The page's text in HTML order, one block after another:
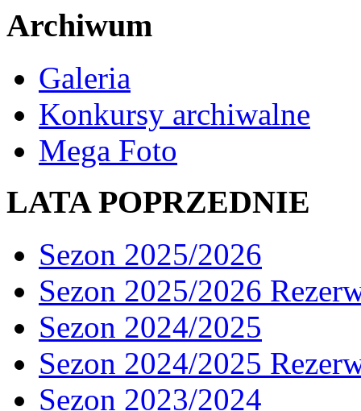
Archiwum
Galeria
Konkursy archiwalne
Mega Foto
LATA POPRZEDNIE
Sezon 2025/2026
Sezon 2025/2026
Sezon 2024/2025
Sezon 2024/2025
Sezon 2023/2024